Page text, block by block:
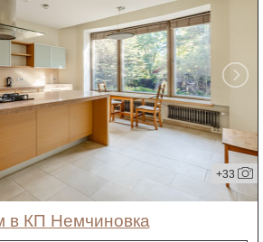
+33
в КП Немчиновка